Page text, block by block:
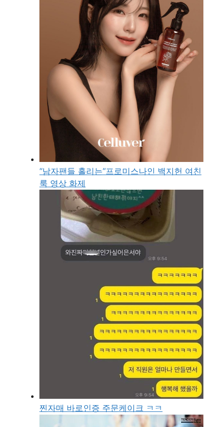
“남자팬들 홀리는”프로미스나인 백지헌 여친
룩 영상 화제
찐자매 바로인증 주문케이크 ㅋㅋ